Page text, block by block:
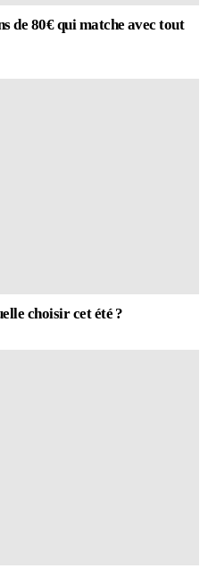
de 80€ qui matche avec tout
choisir cet été ?